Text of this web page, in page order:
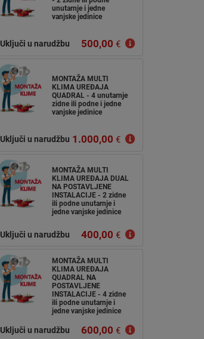
unutarnje i jedne
vanjske jedinice
Uključi u narudžbu 500,00 €
MONTAŽA MULTI
KLIMA UREĐAJA
QUADRAL - 4 unutarnje
zidne ili podne i jedne
vanjske jedinice
Uključi u narudžbu 1.000,00 €
MONTAŽA MULTI
KLIMA UREĐAJA DUAL
NA POSTAVLJENE
INSTALACIJE - 2 zidne
ili podne unutarnje i
jedne vanjske jedinice
Uključi u narudžbu 400,00 €
MONTAŽA MULTI
KLIMA UREĐAJA
QUADRAL NA
POSTAVLJENE
INSTALACIJE - 4 zidne
ili podne unutarnje i
jedne vanjske jedinice
Uključi u narudžbu 600,00 €